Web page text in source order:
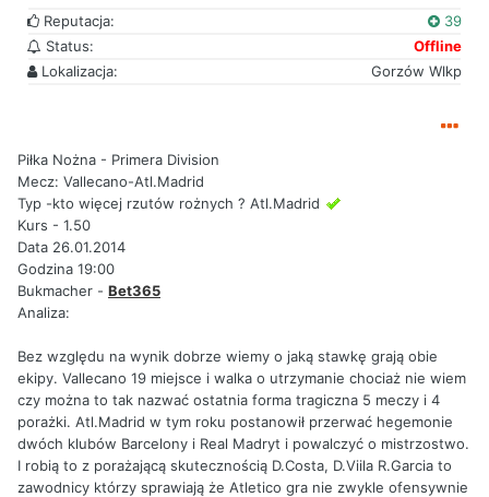
Reputacja:
39
Status:
Offline
Lokalizacja:
Gorzów Wlkp
Piłka Nożna - Primera Division
Mecz: Vallecano-Atl.Madrid
Typ -kto więcej rzutów rożnych ? Atl.Madrid
Kurs - 1.50
Data 26.01.2014
Godzina 19:00
Bukmacher - Bet365
Analiza:
Bez względu na wynik dobrze wiemy o jaką stawkę grają obie
ekipy. Vallecano 19 miejsce i walka o utrzymanie chociaż nie wiem
czy można to tak nazwać ostatnia forma tragiczna 5 meczy i 4
porażki. Atl.Madrid w tym roku postanowił przerwać hegemonie
dwóch klubów Barcelony i Real Madryt i powalczyć o mistrzostwo.
I robią to z porażającą skutecznością D.Costa, D.Viila R.Garcia to
zawodnicy którzy sprawiają że Atletico gra nie zwykle ofensywnie